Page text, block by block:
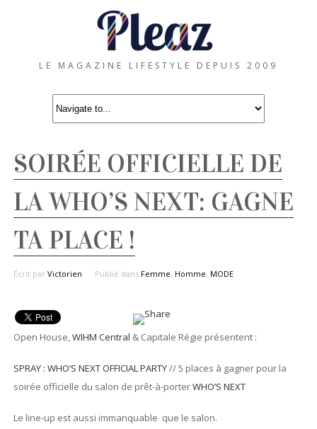
LE MAGAZINE LIFESTYLE DEPUIS 2009
SOIRÉE OFFICIELLE DE
LA WHO’S NEXT: GAGNE
TA PLACE !
Écrit par Victorien Publié dans Femme, Homme, MODE
Open House,WIHM Central & Capitale Régie présentent :
SPRAY : WHO’S NEXT OFFICIAL PARTY// 5 places à gagner pour la
soirée officielle du salon de prêt-à-porterWHO’S NEXT
Le line-up est aussi immanquable que le salon.